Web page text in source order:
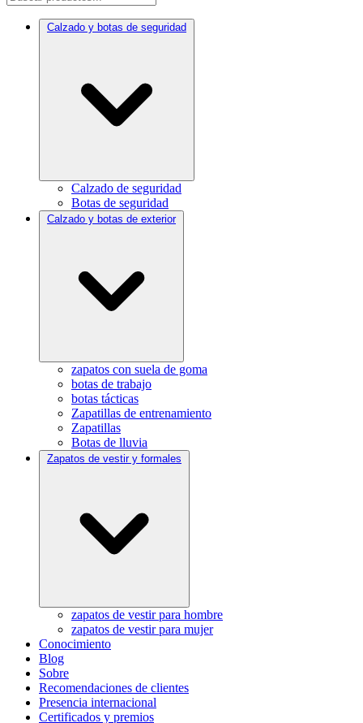
Calzado y botas de seguridad
Calzado de seguridad
Botas de seguridad
Calzado y botas de exterior
zapatos con suela de goma
botas de trabajo
botas tácticas
Zapatillas de entrenamiento
Zapatillas
Botas de lluvia
Zapatos de vestir y formales
zapatos de vestir para hombre
zapatos de vestir para mujer
Conocimiento
Blog
Sobre
Recomendaciones de clientes
Presencia internacional
Certificados y premios